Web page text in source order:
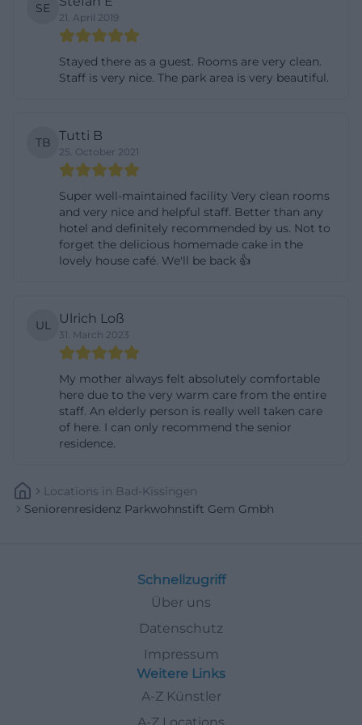
hohem Niveau – mit der Freiheit, den eigenen
Alltag selbstbestimmt zu gestalten und den
Rückhalt eines professionellen Teams zu nutzen,
wenn Hilfe gewünscht ist. Insgesamt stehen 274
Quadratmetern. Damit finden Alleinstehende
ebenso wie Paare passende Lösungen. Im
monatlichen Entgelt sind Service-Leistungen
enthalten, die den Alltag spürbar erleichtern: etwa
ein tägliches Mittagessen mit mehrgängigen
Wahlmenüs, die regelmäßige Reinigung der
schätzen die Mischung aus Privatsphäre und
Gemeinschaft: Im eigenen Appartement bleibt
alles so, wie man es einrichtet; im Haus eröffnen
sich Angebote für Körper, Geist und Seele – von
Vorträgen über Musikabende bis zu
Gruppenaktivitäten. Neben den Wohnungen sind
Parkanlage ist nicht nur Kulisse, sondern aktiver Teil
des Lebensalltags. Idyllische Wege führen zu
möchte, findet Bocciabahn, Minigolf und Freiluft-
Schach. Das Panorama-Hallenbad mit einem 10x20
Meter Becken (angenehm temperiert) ermöglicht
gelenkschonende Bewegung – allein oder in
kleinen Runden. Ein weiterer Ankerpunkt für viele
Bewohner ist die Kapelle, in der regelmäßig
Gottesdienste beider Konfessionen stattfinden und
SE
21. April 2019
Stayed there as a guest. Rooms are very clean.
Staff is very nice. The park area is very beautiful.
TB Tutti B
25. October 2021
Super well-maintained facility Very clean rooms
and very nice and helpful staff. Better than any
hotel and definitely recommended by us. Not to
forget the delicious homemade cake in the
lovely house café. We'll be back 👍
UL Ulrich Loß
31. March 2023
My mother always felt absolutely comfortable
here due to the very warm care from the entire
staff. An elderly person is really well taken care
of here. I can only recommend the senior
residence.
Locations In Bad-Kissingen
Seniorenresidenz Parkwohnstift Gem Gmbh
Schnellzugriff
Über uns
Datenschutz
Impressum
Weitere Links
A-Z Künstler